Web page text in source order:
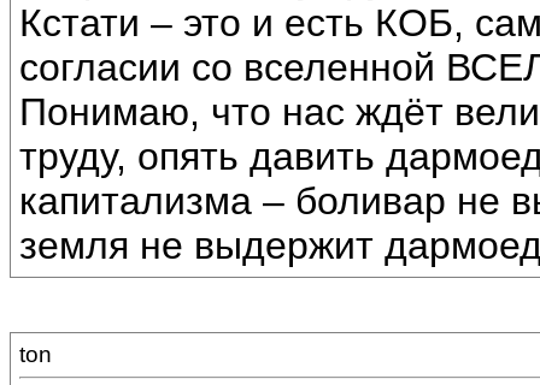
Кстати – это и есть КОБ,
согласии со вселенной
Понимаю, что нас ждёт
труду, опять давить
капитализма – боливар не
земля не выдержит
ton